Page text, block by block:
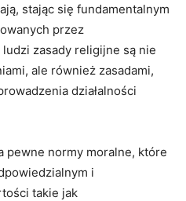
stając się fundamentalnym
przez
zasady religijne są nie
ale również zasadami,
działalności
pewne normy moralne, które
i
takie jak